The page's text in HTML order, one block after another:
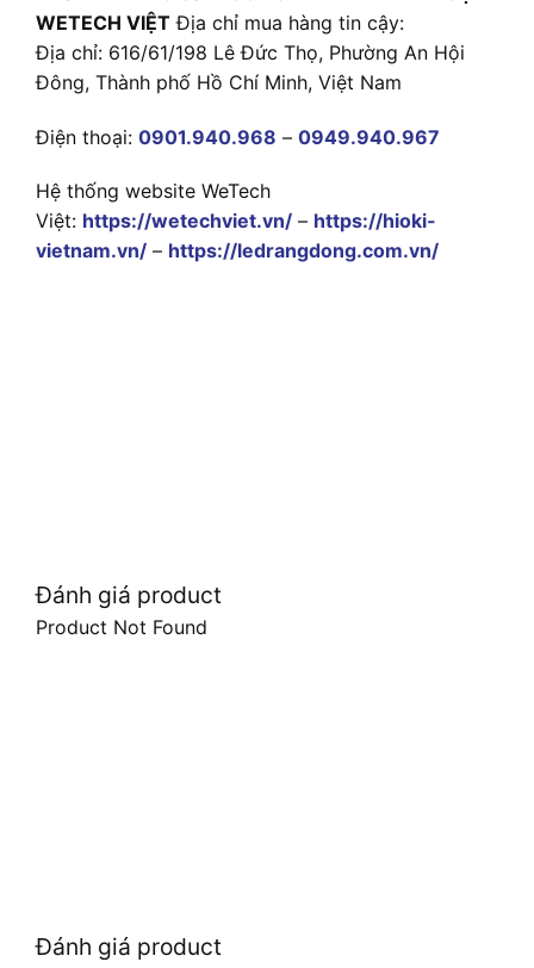
WETECH VIỆT Địa chỉ mua hàng tin cậy:
Địa chỉ: 616/61/198 Lê Đức Thọ, Phường An Hội
Đông, Thành phố Hồ Chí Minh, Việt Nam
Điện thoại: 0901.940.968 – 0949.940.967
Hệ thống website WeTech
Việt: https://wetechviet.vn/ – https://hioki-
vietnam.vn/ – https://ledrangdong.com.vn/
Đánh giá product
Product Not Found
Đánh giá product